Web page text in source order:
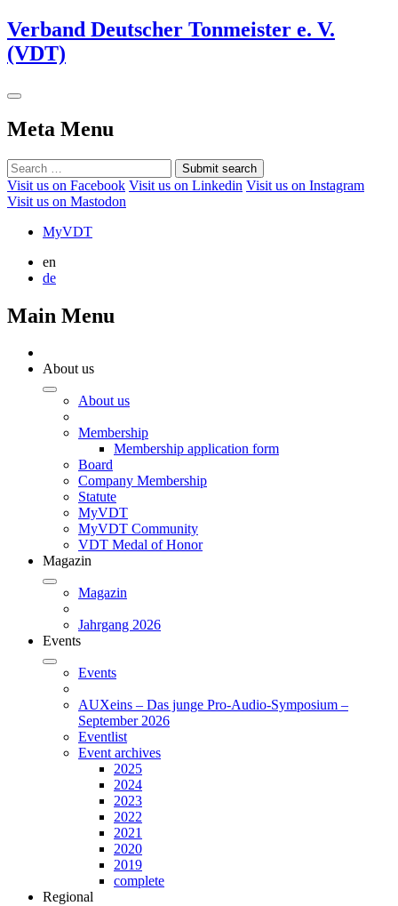
Verband Deutscher Tonmeister e. V.
(VDT)
Meta Menu
Submit search
Visit us on Facebook Visit us on Linkedin Visit us on Instagram
Visit us on Mastodon
MyVDT
en
de
Main Menu
About us
About us
Membership
Membership application form
Board
Company Membership
Statute
MyVDT
MyVDT Community
VDT Medal of Honor
Magazin
Magazin
Jahrgang 2026
Events
Events
AUXeins – Das junge Pro-Audio-Symposium –
September 2026
Eventlist
Event archives
2025
2024
2023
2022
2021
2020
2019
complete
Regional